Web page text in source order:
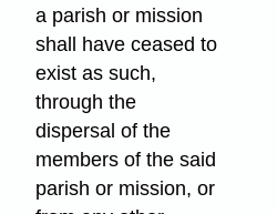
a parish or mission
shall have ceased to
exist as such,
through the
dispersal of the
members of the said
parish or mission, or